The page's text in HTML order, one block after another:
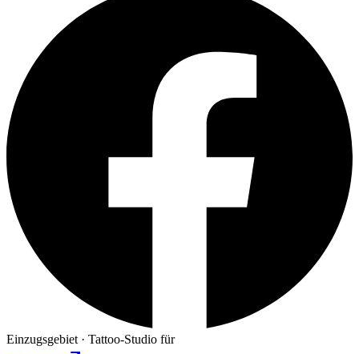
Einzugsgebiet · Tattoo-Studio für